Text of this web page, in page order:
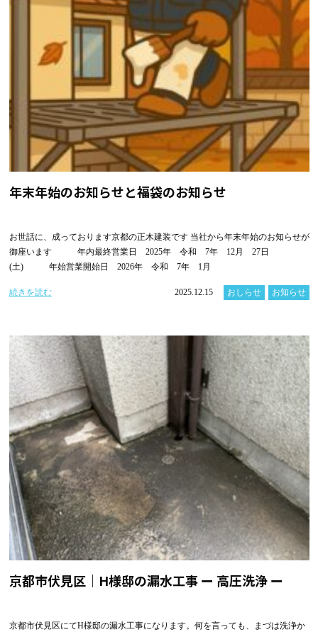
年末年始のお知らせと福袋のお知らせ
お世話に、成っております京都の正木建装です 当社から年末年始のお知らせが
御座います 年内最終営業日 2025年 令和 7年 12月 27日
(土) 年始営業開始日 2026年 令和 7年 1月
続きを読む 2025.12.15 おしらせ お知らせ
京都市伏見区｜H様邸の漏水工事 ー 高圧洗浄 ー
京都市伏見区にてH様邸の漏水工事になります。何を言っても、まづは洗浄か